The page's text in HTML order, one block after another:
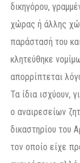
δικηγόρου,
χώρας ή άλλης
παράστασή του
κλητεύθηκε
απορρίπτεται
Τα ίδια ισχύουν,
ο αναιρεσείων
δικαστηρίου του
τον οποίο είχε